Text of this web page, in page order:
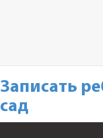
Записать
сад